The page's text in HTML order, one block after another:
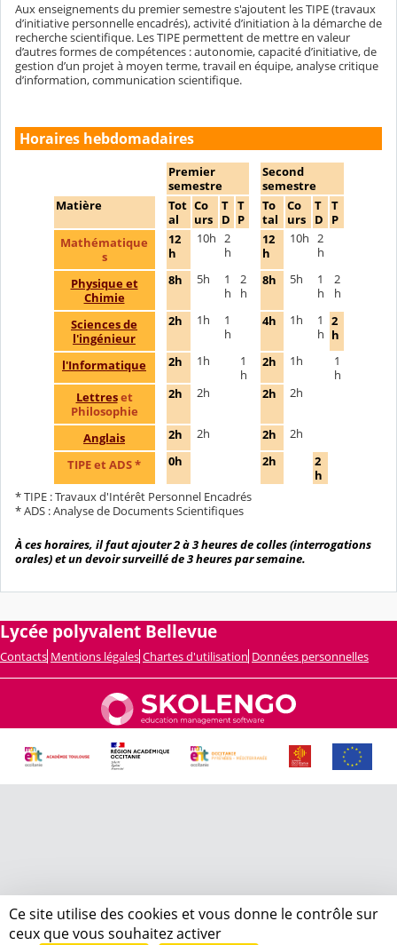
Aux enseignements du premier semestre s'ajoutent les TIPE (travaux
d’initiative personnelle encadrés), activité d’initiation à la démarche de
recherche scientifique. Les TIPE permettent de mettre en valeur
d’autres formes de compétences : autonomie, capacité d’initiative, de
gestion d’un projet à moyen terme, travail en équipe, analyse critique
d’information, communication scientifique.
Horaires hebdomadaires
Premier
semestre
Second
semestre
Matière
Tot
al
Co
urs
T
D
T
P
To
tal
Co
urs
T
D
T
P
Mathématique
s
12
h
10h 2
h
12
h
10h 2
h
Physique et
Chimie
8h 5h
1
h
2
h
8h 5h
1
h
2
h
Sciences de
l'ingénieur
2h 1h
1
h
4h 1h
1
h
2
h
l'Informatique
2h 1h
1
h
2h 1h
1
h
Lettreset
Philosophie
2h 2h 2h 2h
Anglais 2h 2h 2h
2h
TIPE et ADS *
0h 2h
2
h
* TIPE : Travaux d'Intérêt Personnel Encadrés
* ADS : Analyse de Documents Scientifiques
À ces horaires, il faut ajouter 2 à 3 heures de colles (interrogations
orales) et un devoir surveillé de 3 heures par semaine.
Lycée polyvalent Bellevue
Contacts Mentions légales Chartes d'utilisation Données personnelles
Ce site utilise des cookies et vous donne le contrôle sur
ceux que vous souhaitez activer